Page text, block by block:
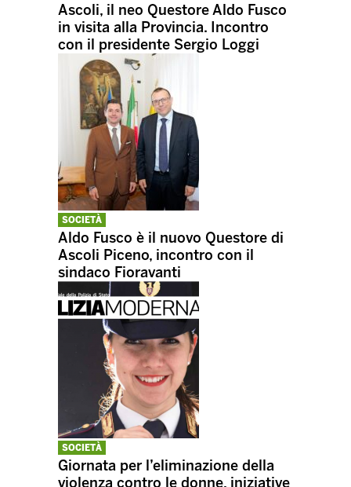
Ascoli, il neo Questore Aldo Fusco
in visita alla Provincia. Incontro
con il presidente Sergio Loggi
SOCIETÀ
Aldo Fusco è il nuovo Questore di
Ascoli Piceno, incontro con il
sindaco Fioravanti
SOCIETÀ
Giornata per l’eliminazione della
violenza contro le donne, iniziative